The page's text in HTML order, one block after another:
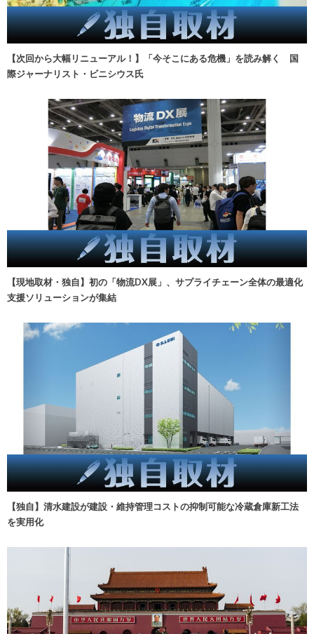
【次回から大幅リニューアル！】「今そこにある危機」を読み解く 国
際ジャーナリスト・ビニシウス氏
【現地取材・独自】初の「物流DX展」、サプライチェーン全体の最適化
支援ソリューションが集結
【独自】清水建設が建設・維持管理コストの抑制可能な冷蔵倉庫新工法
を実用化